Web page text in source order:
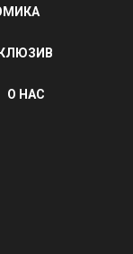
О НАС